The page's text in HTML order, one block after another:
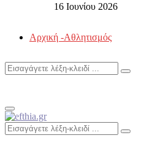
16 Ιουνίου 2026
Αρχική -Αθλητισμός
Search
Primary
Menu
Search
for: